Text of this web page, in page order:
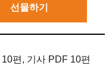
선물하기
편, 기사 PDF 10편